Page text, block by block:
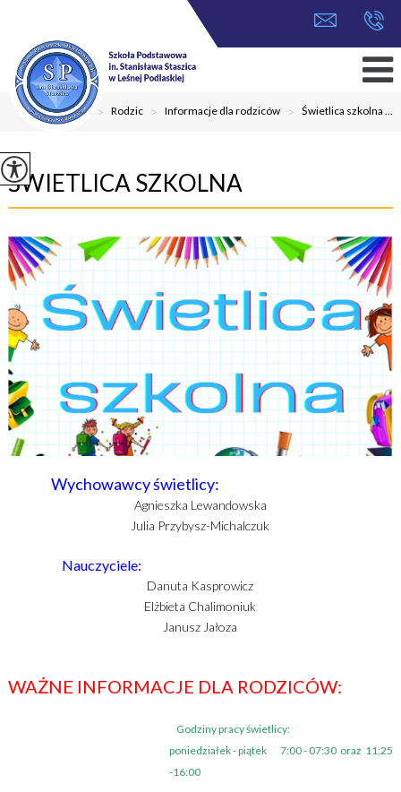
Home > Rodzic > Informacje dla rodziców > Świetlica szkolna ...
ŚWIETLICA SZKOLNA
Wychowawcy świetlicy:
Agnieszka Lewandowska
Julia Przybysz-Michalczuk
Nauczyciele:
Danuta Kasprowicz
Elżbieta Chalimoniuk
Janusz Jałoza
WAŻNE INFORMACJE DLA RODZICÓW:
Godziny pracy świetlicy:
poniedziałek - piątek 7:00 - 07:30 oraz 11:25
-16:00